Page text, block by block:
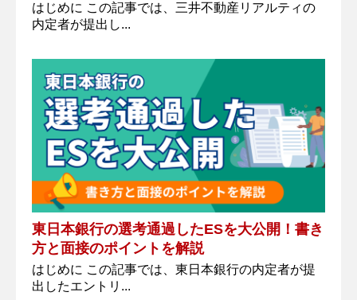
はじめに この記事では、三井不動産リアルティの
内定者が提出し...
東日本銀行の選考通過したESを大公開！書き
方と面接のポイントを解説
はじめに この記事では、東日本銀行の内定者が提
出したエントリ...